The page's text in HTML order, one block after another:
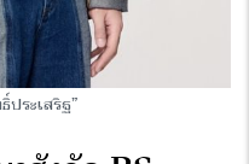
ประเสริฐ”